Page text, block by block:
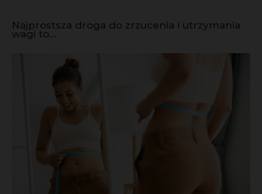
Najprostsza droga do zrzucenia i utrzymania
wagi to...